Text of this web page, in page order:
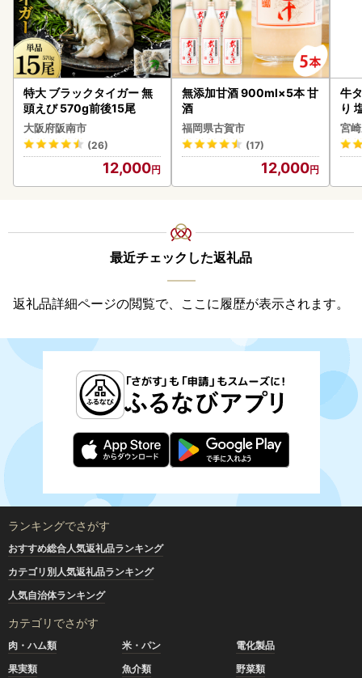
特大 ブラックタイガー 無
頭えび 570g前後15尾
大阪府阪南市
(26)
12,000
無添加甘酒 900ml×5本 甘
酒
福岡県古賀市
(17)
12,000
牛
り
宮
最近チェックした返礼品
返礼品詳細ページの閲覧で、ここに履歴が表示されます。
ランキングでさがす
おすすめ総合人気返礼品ランキング
カテゴリ別人気返礼品ランキング
人気自治体ランキング
カテゴリでさがす
肉・ハム類 米・パン
電化製品
果実類
魚介類
野菜類